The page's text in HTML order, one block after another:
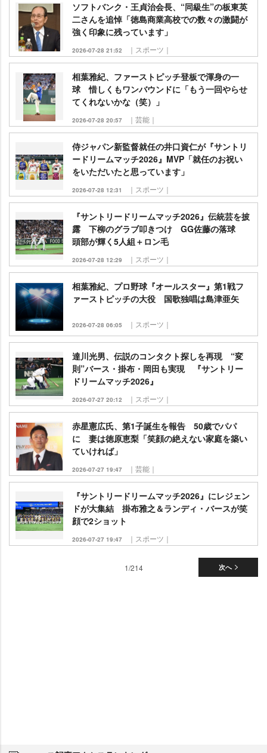
ソフトバンク・王貞治会長、“同級生”の板東英
二さんを追悼「徳島商業高校での数々の激闘が
強く印象に残っています」
2026-07-28 21:52 ｜スポーツ｜
相葉雅紀、ファーストピッチ登板で渾身の一
球 惜しくもワンバウンドに「もう一回やらせ
てくれないかな（笑）」
2026-07-28 20:57 ｜芸能｜
侍ジャパン新監督就任の井口資仁が『サントリ
ードリームマッチ2026』MVP「就任のお祝い
をいただいたと思っています」
2026-07-28 12:31 ｜スポーツ｜
『サントリードリームマッチ2026』伝統芸を披
露 下柳のグラブ叩きつけ GG佐藤の落球
頭部が輝く5人組＋ロン毛
2026-07-28 12:29 ｜スポーツ｜
相葉雅紀、プロ野球『オールスター』第1戦フ
ァーストピッチの大役 国歌独唱は島津亜矢
2026-07-28 06:05 ｜スポーツ｜
達川光男、伝説のコンタクト探しを再現 “変
則”バース・掛布・岡田も実現 『サントリー
ドリームマッチ2026』
2026-07-27 20:12 ｜スポーツ｜
赤星憲広氏、第1子誕生を報告 50歳でパパ
に 妻は徳原恵梨「笑顔の絶えない家庭を築い
ていければ」
2026-07-27 19:47 ｜芸能｜
『サントリードリームマッチ2026』にレジェン
ドが大集結 掛布雅之＆ランディ・バースが笑
顔で2ショット
2026-07-27 19:47 ｜スポーツ｜
次へ
1/214